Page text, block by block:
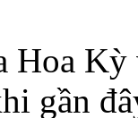
Hoa
gần